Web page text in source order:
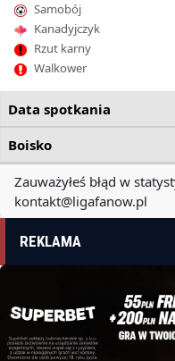
Samobój
Kanadyjczyk
Rzut karny
Walkower
Data spotkania
Boisko
Zauważyłeś błąd w
kontakt@ligafanow.pl
REKLAMA